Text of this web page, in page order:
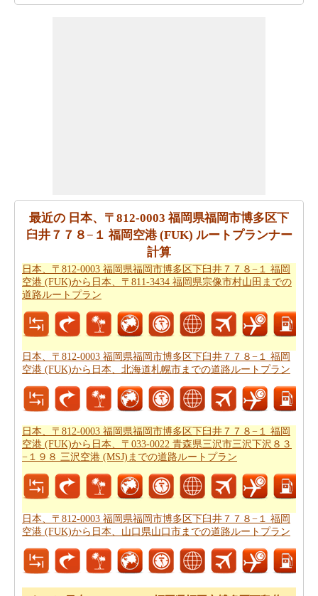
臼井７７８−１ 福岡空港 (FUK)から日本、〒939-8252 富
山県富山市秋ヶ島30 富山空港 (TOY)までの旅行を計画し
ますスマートルートプランナーを取得することができま
す。また、あなたの旅の最後の微細な変化に対応するこ
とができます。
は、飛行機で行くことを好みます。あなたは日本、〒
812-0003 福岡県福岡市博多区下臼井７７８−１ 福岡空港
(FUK)と日本、〒939-8252 富山県富山市秋ヶ島30 富山空
港 (TOY)の間の飛行距離を知りたいですか。あなたはま
た日本、〒812-0003 福岡県福岡市博多区下臼井７７８
−１ 福岡空港 (FUK)から日本、〒939-8252 富山県富山市
秋ヶ島30 富山空港 (TOY)までの飛行距離.
あなたは旅に時間の制約を持っていますか。 の場合、あ
いし、これのためにあなたは日本、〒812-0003 福岡県福
岡市博多区下臼井７７８−１ 福岡空港 (FUK)から日本、〒
939-8252 富山県富山市秋ヶ島30 富山空港 (TOY)までの飛
行時間を知っている必要があります。
あなたのルートを得ることが計画された後、あなたの旅
最近の 日本、〒812-0003 福岡県福岡市博多区下
臼井７７８−１ 福岡空港 (FUK) ルートプランナー
計算
日本、〒812-0003 福岡県福岡市博多区下臼井７７８−１ 福岡
空港 (FUK)から日本、〒811-3434 福岡県宗像市村山田までの
道路ルートプラン
日本、〒812-0003 福岡県福岡市博多区下臼井７７８−１ 福岡
空港 (FUK)から日本、北海道札幌市までの道路ルートプラン
日本、〒812-0003 福岡県福岡市博多区下臼井７７８−１ 福岡
空港 (FUK)から日本、〒033-0022 青森県三沢市三沢下沢８３
−１９８ 三沢空港 (MSJ)までの道路ルートプラン
日本、〒812-0003 福岡県福岡市博多区下臼井７７８−１ 福岡
空港 (FUK)から日本、山口県山口市までの道路ルートプラン